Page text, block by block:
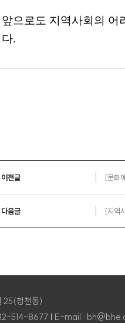
으로도 지역사회의 어
.
이전글 [문화
다음글 [지역
25(청천동)
514-8677 | E-mail :